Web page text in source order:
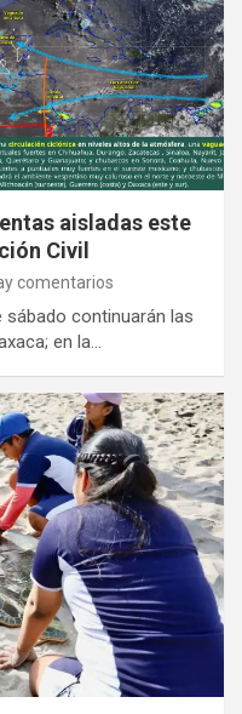
aisladas este
Civil
comentarios
continuarán las
en la…